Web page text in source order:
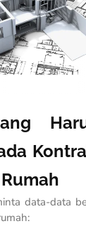
data-data